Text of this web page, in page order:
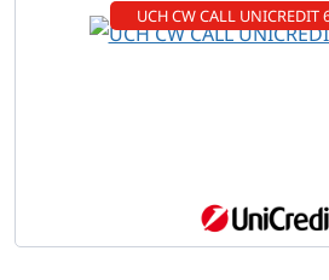
UCH CW CALL UNICREDIT